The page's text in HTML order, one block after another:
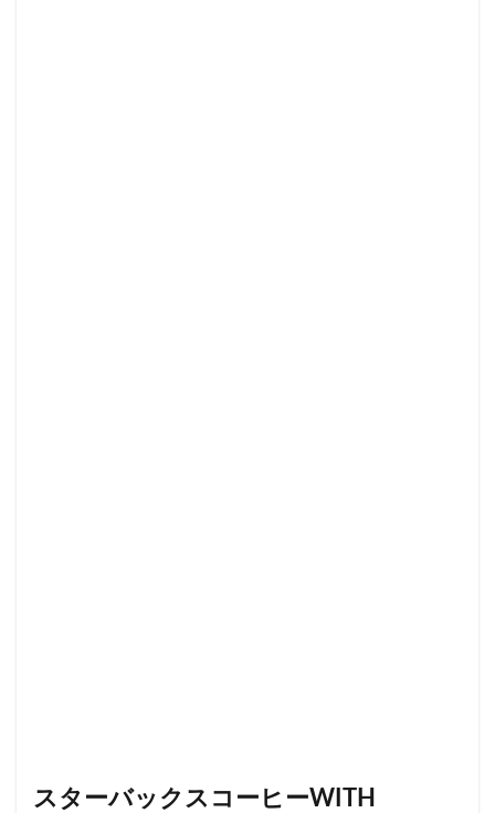
スターバックスコーヒーWITH